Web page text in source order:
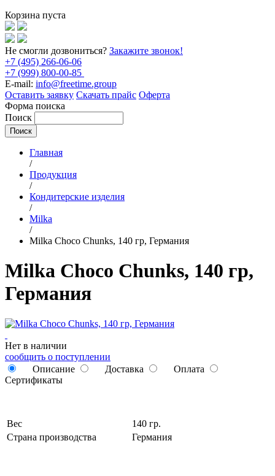
Корзина пуста
Не смогли дозвониться? Закажите звонок!
+7 (495) 266-06-06
+7 (999) 800-00-85
E-mail: info@freetime.group
Оставить заявку Скачать прайс Оферта
Форма поиска
Поиск
Главная
/
Продукция
/
Кондитерские изделия
/
Milka
/
Milka Choco Chunks, 140 гр, Германия
Milka Choco Chunks, 140 гр,
Германия
Нет в наличии
сообщить о поступлении
Описание
Доставка
Оплата
Сертификаты
Вес
140 гр.
Страна производства
Германия